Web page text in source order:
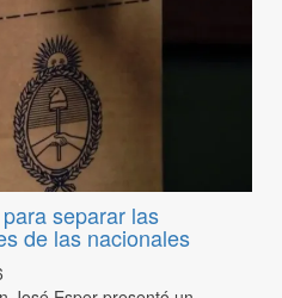
separar las
de las nacionales